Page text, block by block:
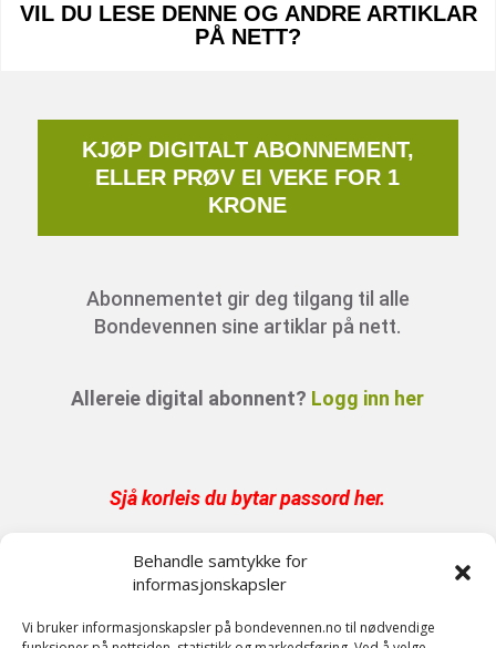
Behandle samtykke for
informasjonskapsler
Vi bruker informasjonskapsler på bondevennen.no til nødvendige
VIL DU LESE DENNE OG ANDRE ARTIKLAR
PÅ NETT?
KJØP DIGITALT ABONNEMENT,
ELLER PRØV EI VEKE FOR 1
KRONE
Abonnementet gir deg tilgang til alle
Bondevennen sine artiklar på nett.
Allereie digital abonnent? Logg inn her
Sjå korleis du bytar passord her.
Har du abonnement på papir er digital tilgang
inkludert.
Send oss en epost på post@bondevennen.no